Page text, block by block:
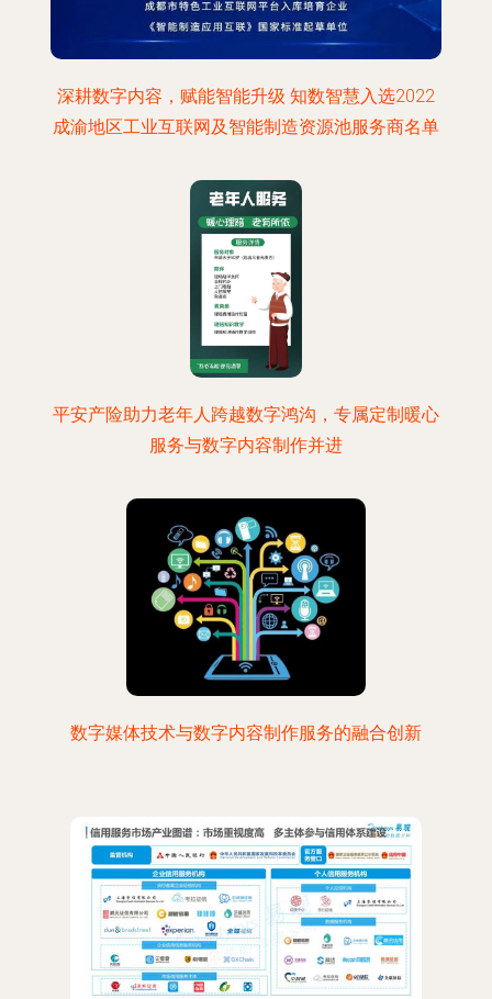
深耕数字内容，赋能智能升级 知数智慧入选2022
成渝地区工业互联网及智能制造资源池服务商名单
平安产险助力老年人跨越数字鸿沟，专属定制暖心
服务与数字内容制作并进
数字媒体技术与数字内容制作服务的融合创新